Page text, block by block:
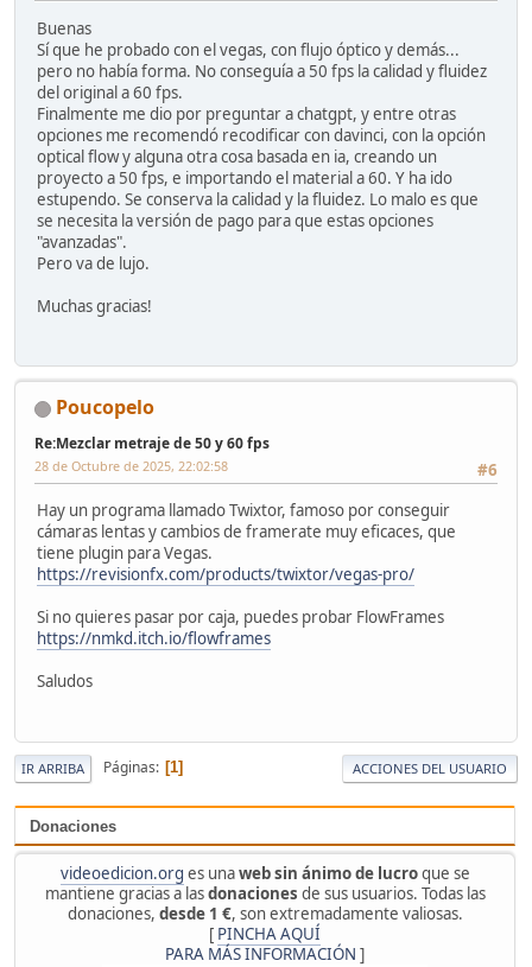
Donaciones
videoedicion.org es unaweb sin ánimo de lucroque se
mantiene gracias a lasdonaciones de sus usuarios. Todas las
donaciones, desde 1 €, son extremadamente valiosas.
[ PINCHA AQUÍ
PARA MÁS INFORMACIÓN ]
Buenas
Sí que he probado con el vegas, con flujo óptico y demás...
pero no había forma. No conseguía a 50 fps la calidad y fluidez
del original a 60 fps.
Finalmente me dio por preguntar a chatgpt, y entre otras
opciones me recomendó recodificar con davinci, con la opción
optical flow y alguna otra cosa basada en ia, creando un
proyecto a 50 fps, e importando el material a 60. Y ha ido
estupendo. Se conserva la calidad y la fluidez. Lo malo es que
se necesita la versión de pago para que estas opciones
"avanzadas".
Pero va de lujo.
Muchas gracias!
Poucopelo
Re:Mezclar metraje de 50 y 60 fps
#6
28 de Octubre de 2025, 22:02:58
Hay un programa llamado Twixtor, famoso por conseguir
cámaras lentas y cambios de framerate muy eficaces, que
tiene plugin para Vegas.
https://revisionfx.com/products/twixtor/vegas-pro/
Si no quieres pasar por caja, puedes probar FlowFrames
https://nmkd.itch.io/flowframes
Saludos
IR ARRIBA Páginas 1 ACCIONES DEL USUARIO